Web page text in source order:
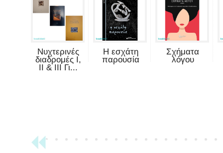
Νυχτερινές
διαδρομές Ι,
ΙΙ & ΙΙΙ Γι...
Η εσχάτη
παρουσία
Σχήματα
λόγου